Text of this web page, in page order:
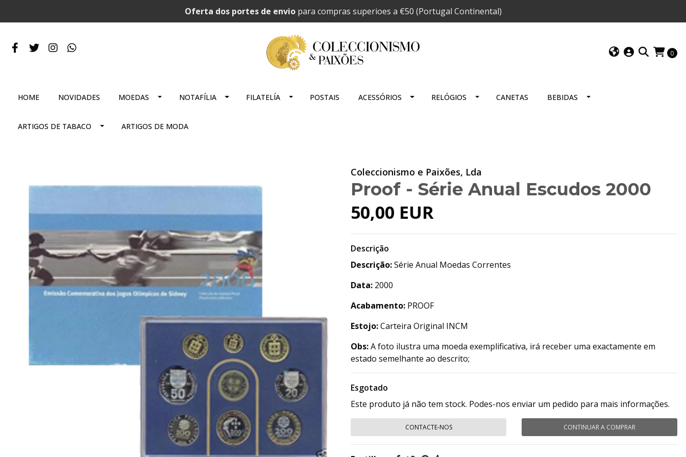
Oferta dos portes de enviopara compras superioes a €50 (Portugal Continental)
0
HOME NOVIDADES MOEDAS NOTAFÍLIA FILATELÍA POSTAIS ACESSÓRIOS RELÓGIOS CANETAS BEBIDAS
ARTIGOS DE TABACO ARTIGOS DE MODA
Coleccionismo e Paixões, Lda
Proof - Série Anual Escudos 2000
50,00 EUR
Descrição
Descrição:Série Anual Moedas Correntes
Data: 2000
Acabamento: PROOF
Estojo:Carteira Original INCM
Obs:A foto ilustra uma moeda exemplificativa, irá receber uma exactamente em
estado semelhante ao descrito;
Esgotado
Este produto já não tem stock. Podes-nos enviar um pedido para mais informações.
CONTACTE-NOS CONTINUAR A COMPRAR